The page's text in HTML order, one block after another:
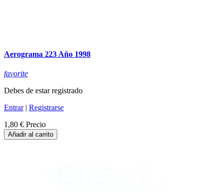
Aerograma 223 Año 1998
favorite
Debes de estar registrado
Entrar| Registrarse
1,80 € Precio
Añadir al carrito